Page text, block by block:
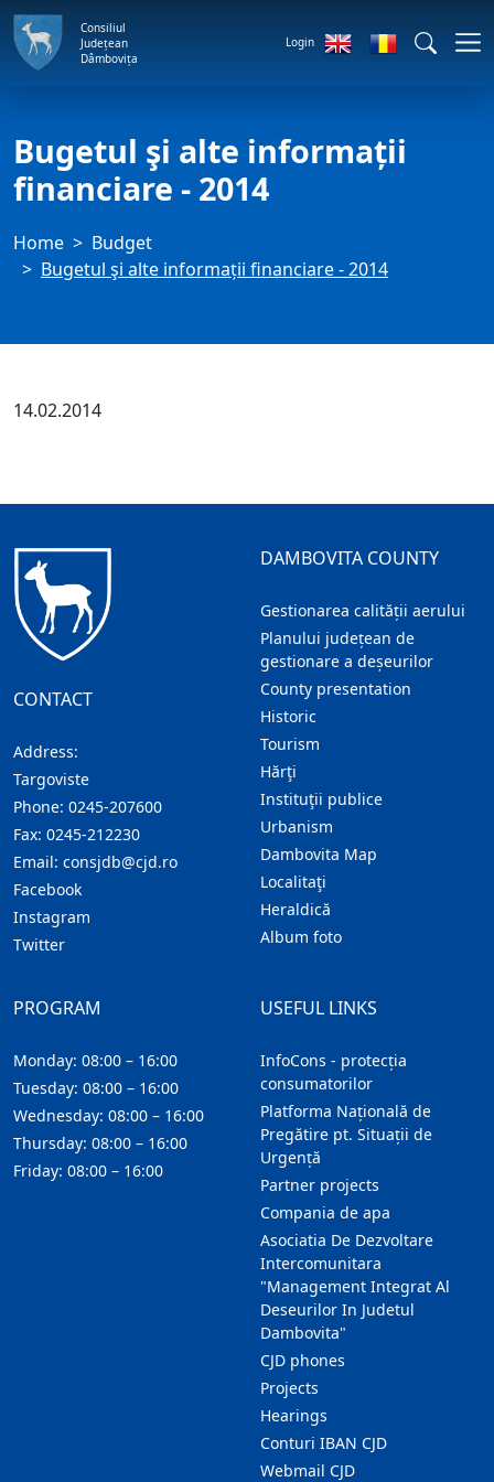
Consiliul
Județean
Dâmbovița
Login
Bugetul şi alte informații
financiare - 2014
Home
Budget
Bugetul şi alte informații financiare - 2014
14.02.2014
CONTACT
Address:
Targoviste
Phone: 0245-207600
Fax: 0245-212230
Email: consjdb@cjd.ro
Facebook
Instagram
Twitter
DAMBOVITA COUNTY
Gestionarea calității aerului
Planului județean de
gestionare a deșeurilor
County presentation
Historic
Tourism
Hărţi
Instituţii publice
Urbanism
Dambovita Map
Localitaţi
Heraldică
Album foto
USEFUL LINKS
InfoCons - protecția
consumatorilor
Platforma Națională de
Pregătire pt. Situații de
Urgență
Partner projects
Compania de apa
Asociatia De Dezvoltare
Intercomunitara
"Management Integrat Al
Deseurilor In Judetul
Dambovita"
CJD phones
Projects
Hearings
Conturi IBAN CJD
Webmail CJD
PROGRAM
Monday: 08:00 – 16:00
Tuesday: 08:00 – 16:00
Wednesday: 08:00 – 16:00
Thursday: 08:00 – 16:00
Friday: 08:00 – 16:00